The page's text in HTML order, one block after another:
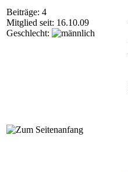
Beiträge: 4
Mitglied seit: 16.10.09
Geschlecht: